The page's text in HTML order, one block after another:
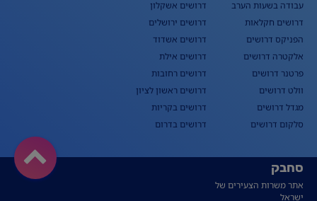
עבודה בשעות הערב
דרושים חקלאות
הפניקס דרושים
אלקטרה דרושים
פרטנר דרושים
וולט דרושים
מגדל דרושים
סלקום דרושים
דרושים אשקלון
דרושים ירושלים
דרושים אשדוד
דרושים אילת
דרושים רחובות
דרושים ראשון לציון
דרושים בקריות
דרושים בדרום
סחבק
אתר משרות הצעירים של
ישראל